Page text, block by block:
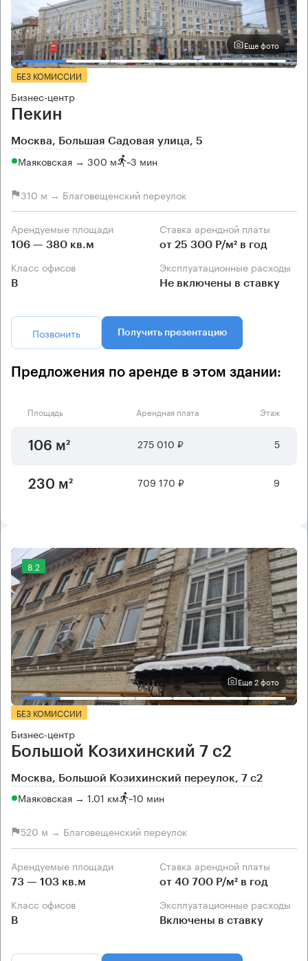
Еще фото
БЕЗ КОМИССИИ
Бизнес-центр
Пекин
Москва, Большая Садовая улица, 5
Маяковская → 300 м ~3 мин
310 м → Благовещенский переулок
Арендуемые площади
106 — 380 кв.м
Ставка арендной платы
от 25 300 Р/м² в год
Класс офисов
B
Эксплуатационные расходы
Не включены в ставку
Позвонить Получить презентацию
Предложения по аренде в этом здании:
Площадь Арендная плата Этаж
106 м² 275 010 ₽ 5
230 м² 709 170 ₽ 9
8.2
Еще 2 фото
БЕЗ КОМИССИИ
Бизнес-центр
Большой Козихинский 7 с2
Москва, Большой Козихинский переулок, 7 с2
Маяковская → 1.01 км ~10 мин
520 м → Благовещенский переулок
Арендуемые площади
73 — 103 кв.м
Ставка арендной платы
от 40 700 Р/м² в год
Класс офисов
B
Эксплуатационные расходы
Включены в ставку